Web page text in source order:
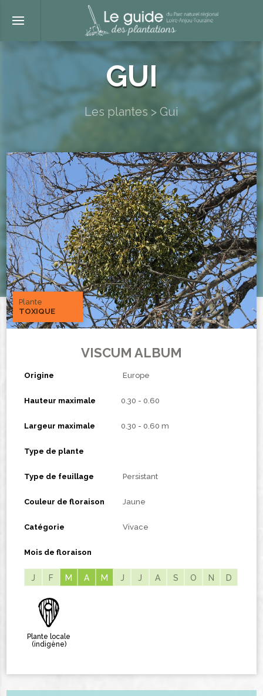
GUI
Les plantes > Gui
Plante
TOXIQUE
VISCUM ALBUM
Origine Europe
Hauteur maximale 0.30 - 0.60
Largeur maximale 0.30 - 0.60 m
Type de plante
Type de feuillage Persistant
Couleur de floraison Jaune
Catégorie Vivace
Mois de floraison
J F M A M J J A S O N D
M A M
Plante locale
(indigène)